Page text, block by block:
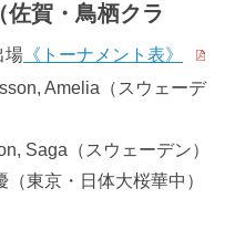
賀・鳥栖クラ
場 《トーナメント表》
Amelia（スウェーデ
Saga（スウェーデン）
東京・日体大桜華中）